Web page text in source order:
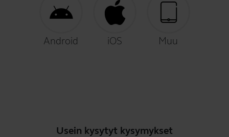
Android iOS Muu
Usein kysytyt kysymykset